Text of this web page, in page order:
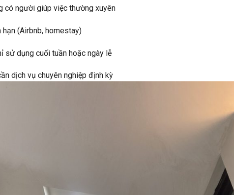
có người giúp việc thường xuyên
(Airbnb, homestay)
sử dụng cuối tuần hoặc ngày lễ
dịch vụ chuyên nghiệp định kỳ